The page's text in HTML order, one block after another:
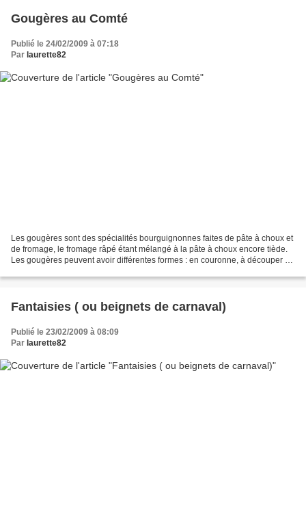
Gougères au Comté
Publié le 24/02/2009 à 07:18
Par laurette82
Les gougères sont des spécialités bourguignonnes faites de pâte à choux et
de fromage, le fromage râpé étant mélangé à la pâte à choux encore tiède.
Les gougères peuvent avoir différentes formes : en couronne, à découper en
Fantaisies ( ou beignets de carnaval)
Publié le 23/02/2009 à 08:09
Par laurette82